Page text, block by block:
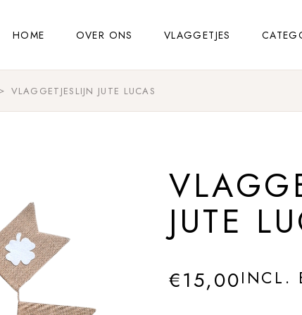
HOME OVER ONS VLAGGETJES
VLAGGETJESLIJN JUTE LUCAS
JUTE
€15,00INCL.